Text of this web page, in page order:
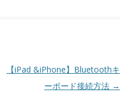
【iPad &iPhone】Bluetoothキ
ーボード接続方法 →